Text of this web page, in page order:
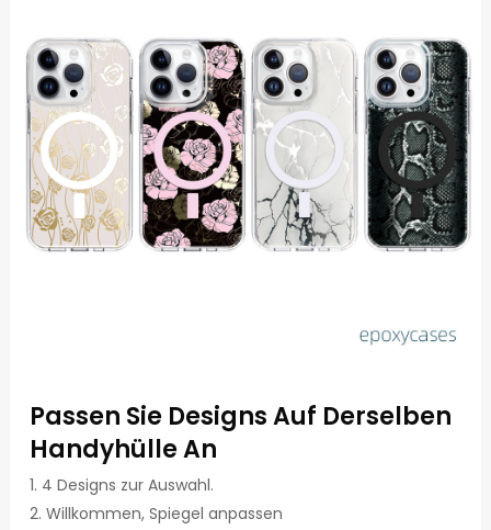
Passen Sie Designs Auf Derselben
Handyhülle An
1. 4 Designs zur Auswahl.
2. Willkommen, Spiegel anpassen